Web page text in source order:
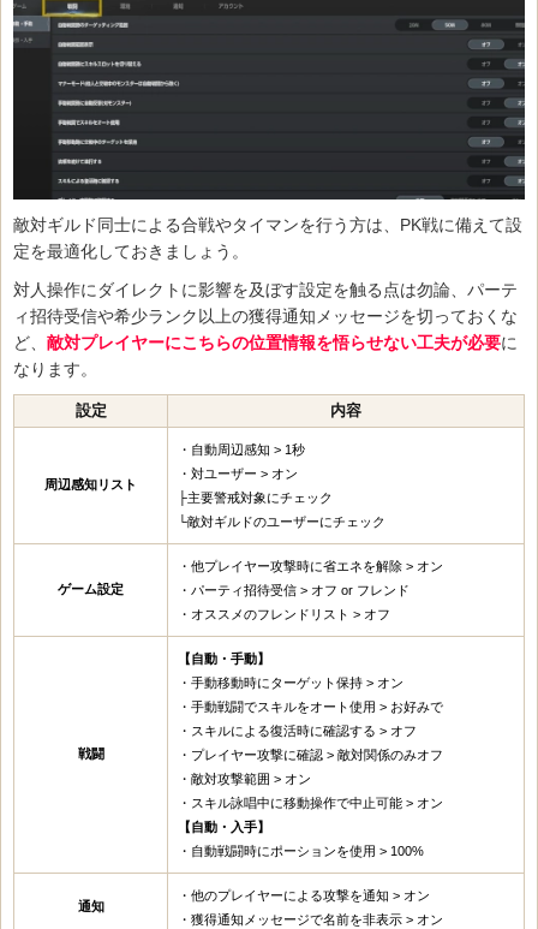
敵対ギルド同士による合戦やタイマンを行う方は、PK戦に備えて設
定を最適化しておきましょう。
対人操作にダイレクトに影響を及ぼす設定を触る点は勿論、パーテ
ィ招待受信や希少ランク以上の獲得通知メッセージを切っておくな
ど、 敵対プレイヤーにこちらの位置情報を悟らせない工夫が必要に
なります。
設定 内容
周辺感知リスト
・自動周辺感知 > 1秒
・対ユーザー > オン
├主要警戒対象にチェック
└敵対ギルドのユーザーにチェック
ゲーム設定
・他プレイヤー攻撃時に省エネを解除 > オン
・パーティ招待受信 > オフ or フレンド
・オススメのフレンドリスト > オフ
戦闘
【自動・手動】
・手動移動時にターゲット保持 > オン
・手動戦闘でスキルをオート使用 > お好みで
・スキルによる復活時に確認する > オフ
・プレイヤー攻撃に確認 > 敵対関係のみオフ
・敵対攻撃範囲 > オン
・スキル詠唱中に移動操作で中止可能 > オン
【自動・入手】
・自動戦闘時にポーションを使用 > 100%
通知
・他のプレイヤーによる攻撃を通知 > オン
・獲得通知メッセージで名前を非表示 > オン